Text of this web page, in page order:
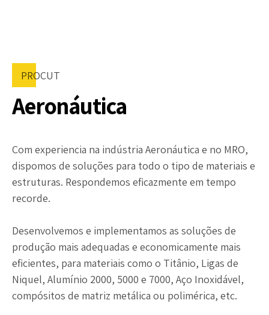
PROCUT
Aeronáutica
Com experiencia na indústria Aeronáutica e no MRO,
dispomos de soluções para todo o tipo de materiais e
estruturas. Respondemos eficazmente em tempo
recorde.
Desenvolvemos e implementamos as soluções de
produção mais adequadas e economicamente mais
eficientes, para materiais como o Titânio, Ligas de
Niquel, Alumínio 2000, 5000 e 7000, Aço Inoxidável,
compósitos de matriz metálica ou polimérica, etc.